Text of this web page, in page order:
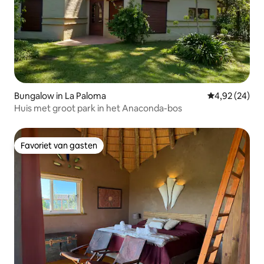
Bungalow in La Paloma Gemiddelde
4,92 (24)
Huis met groot park in het Anaconda-bos
Favoriet van gasten
Favoriet van gasten